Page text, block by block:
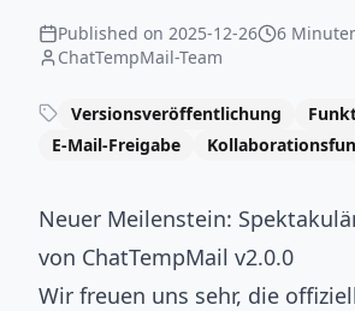
Published on 2025-12-26
6
ChatTempMail-Team
Versionsveröffentlichung
E-Mail-Freigabe
Neuer Meilenstein:
von ChatTempMail v2.0.0
Wir freuen uns sehr, die